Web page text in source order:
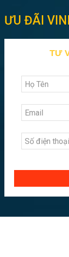
ƯU ĐÃI
TƯ